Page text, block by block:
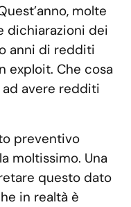
molte
dichiarazioni dei
anni di redditi
exploit. Che cosa
avere redditi
preventivo
moltissimo. Una
questo dato
in realtà è